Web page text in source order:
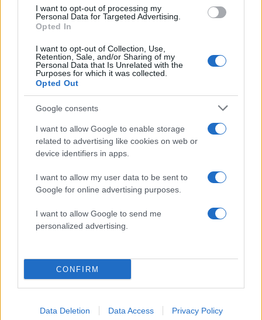
I want to opt-out of processing my
Personal Data for Targeted Advertising.
Opted In
I want to opt-out of Collection, Use,
Retention, Sale, and/or Sharing of my
Personal Data that Is Unrelated with the
Purposes for which it was collected.
Opted Out
Google consents
I want to allow Google to enable storage
related to advertising like cookies on web or
device identifiers in apps.
I want to allow my user data to be sent to
Google for online advertising purposes.
I want to allow Google to send me
personalized advertising.
CONFIRM
Data Deletion Data Access Privacy Policy
ΕΛΑΣ: Ο Αλέξης Δέδες ο πρώτος
υποψήφιος βουλευτής του κόμματος –
Από τα διοικητικά της ΑΕΚ στην πολιτική
Ελλάδα: Περισσότερα
άρθρα
πυροσβεστικό όχημα σε ενυδρείο